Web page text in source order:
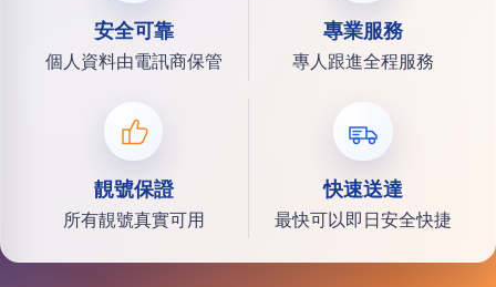
安全可靠
個人資料由電訊商保管
專業服務
專人跟進全程服務
靚號保證
所有靚號真實可用
快速送達
最快可以即日安全快捷